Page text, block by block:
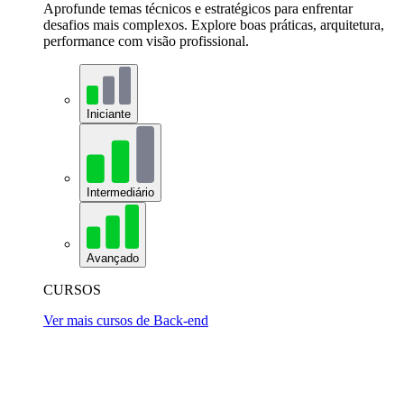
Aprofunde temas técnicos e estratégicos para enfrentar
desafios mais complexos. Explore boas práticas, arquitetura,
performance com visão profissional.
Iniciante
Intermediário
Avançado
CURSOS
Ver mais cursos de Back-end